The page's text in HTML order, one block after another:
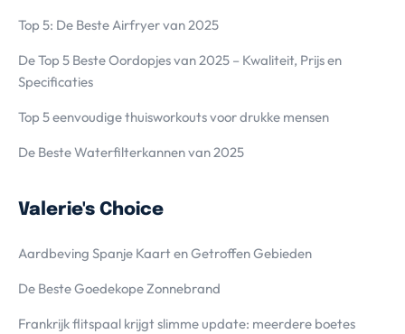
Top 5: De Beste Airfryer van 2025
De Top 5 Beste Oordopjes van 2025 – Kwaliteit, Prijs en
Specificaties
Top 5 eenvoudige thuisworkouts voor drukke mensen
De Beste Waterfilterkannen van 2025
Valerie's Choice
Aardbeving Spanje Kaart en Getroffen Gebieden
De Beste Goedekope Zonnebrand
Frankrijk flitspaal krijgt slimme update: meerdere boetes